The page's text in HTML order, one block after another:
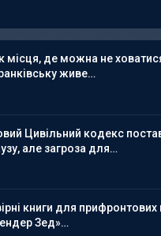
місця, де можна не
живе…
Цивільний кодекс
але загроза для…
книги для
Зед»…